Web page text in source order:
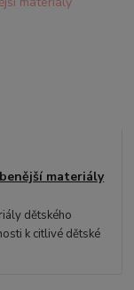
materiály
dětského
k citlivé dětské